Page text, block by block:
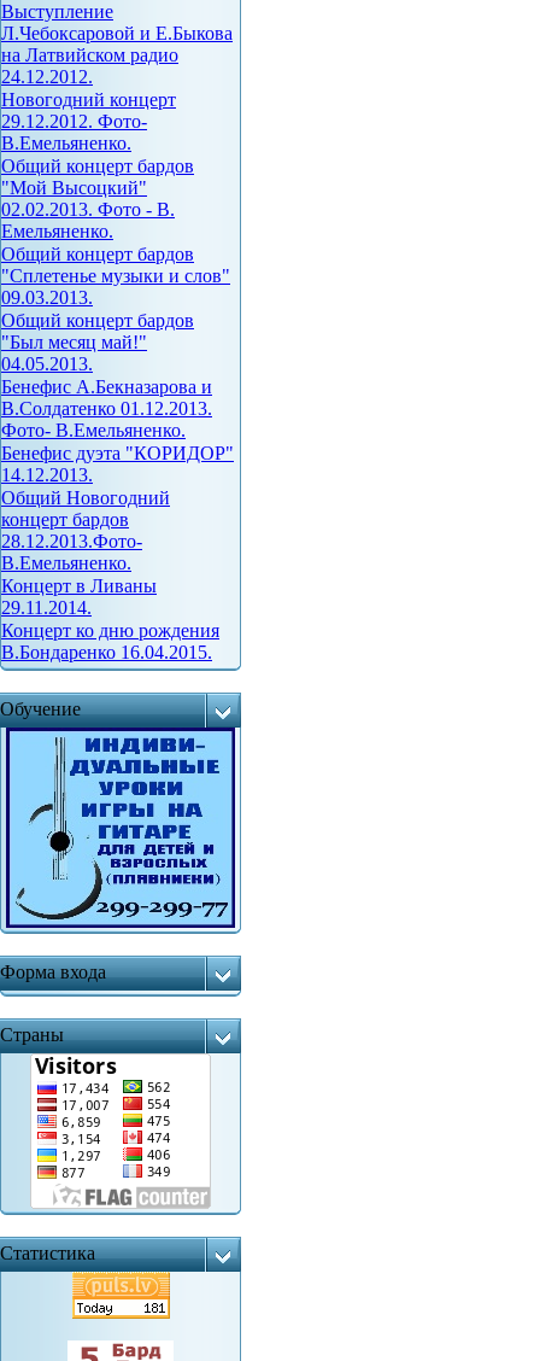
Выступление
Л.Чебоксаровой и Е.Быкова
на Латвийском радио
24.12.2012.
Новогодний концерт
29.12.2012. Фото-
В.Емельяненко.
Общий концерт бардов
"Мой Высоцкий"
02.02.2013. Фото - В.
Емельяненко.
Общий концерт бардов
"Сплетенье музыки и слов"
09.03.2013.
Общий концерт бардов
"Был месяц май!"
04.05.2013.
Бенефис А.Бекназарова и
В.Солдатенко 01.12.2013.
Фото- В.Емельяненко.
Бенефис дуэта "КОРИДОР"
14.12.2013.
Общий Новогодний
концерт бардов
28.12.2013.Фото-
В.Емельяненко.
Концерт в Ливаны
29.11.2014.
Концерт ко дню рождения
В.Бондаренко 16.04.2015.
Обучение
Форма входа
Страны
Статистика